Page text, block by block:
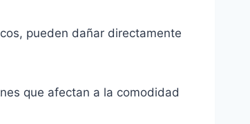
pueden dañar directamente
que afectan a la comodidad